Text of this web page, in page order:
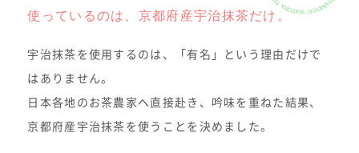
使っているのは、京都府産宇治抹茶だけ。
宇治抹茶を使用するのは、「有名」という理由だけで
はありません。
日本各地のお茶農家へ直接赴き、吟味を重ねた結果、
京都府産宇治抹茶を使うことを決めました。